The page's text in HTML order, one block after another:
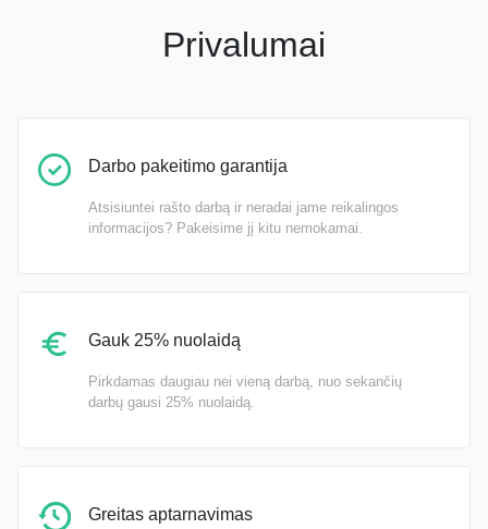
Privalumai
Darbo pakeitimo garantija
Atsisiuntei rašto darbą ir neradai jame reikalingos
informacijos? Pakeisime jį kitu nemokamai.
Gauk 25% nuolaidą
Pirkdamas daugiau nei vieną darbą, nuo sekančių
darbų gausi 25% nuolaidą.
Greitas aptarnavimas